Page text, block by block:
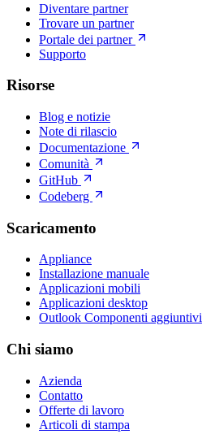
Diventare partner
Trovare un partner
Portale dei partner
Supporto
Risorse
Blog e notizie
Note di rilascio
Documentazione
Comunità
GitHub
Codeberg
Scaricamento
Appliance
Installazione manuale
Applicazioni mobili
Applicazioni desktop
Outlook Componenti aggiuntivi
Chi siamo
Azienda
Contatto
Offerte di lavoro
Articoli di stampa